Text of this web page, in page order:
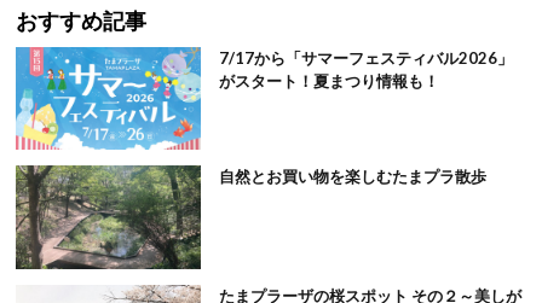
おすすめ記事
7/17から「サマーフェスティバル2026」
がスタート！夏まつり情報も！
自然とお買い物を楽しむたまプラ散歩
たまプラーザの桜スポット その２～美しが